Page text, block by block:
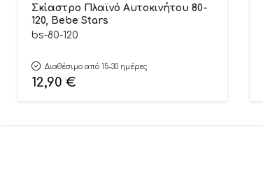
Σκίαστρο Πλαϊνό Αυτοκινήτου 80-
120, Bebe Stars
bs-80-120
Διαθέσιμο από 15-30 ημέρες
12,90 €